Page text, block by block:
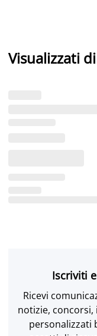
Visualizzati
Iscriviti
Ricevi
notizie,
personalizzati